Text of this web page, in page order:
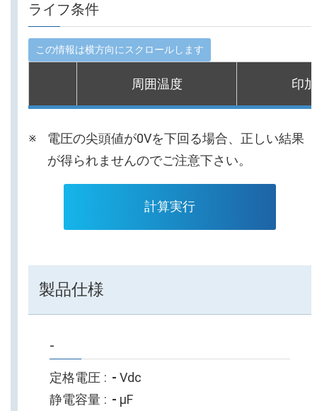
ライフ条件
周囲温度 印
電圧の尖頭値が0Vを下回る場合、正しい結果
が得られませんのでご注意下さい。
計算実行
製品仕様
-
定格電圧 - Vdc
静電容量
- µF